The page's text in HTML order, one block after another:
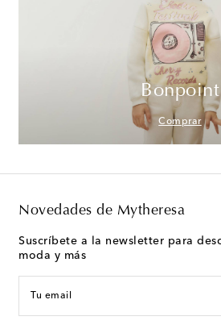
Bonpoint
Comprar
Novedades de Mytheresa
Suscríbete a la newsletter para
moda y más
Tu email